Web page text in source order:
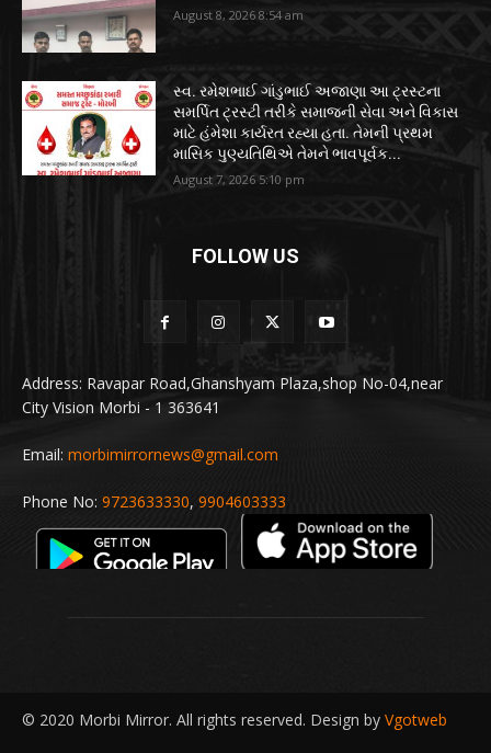
August 8, 2026 8:54 am
સ્વ. રમેશભાઈ ગાંડુભાઈ અજાણા આ ટ્રસ્ટના
સમર્પિત ટ્રસ્ટી તરીકે સમાજની સેવા અને વિકાસ
માટે હંમેશા કાર્યરત રહ્યા હતા. તેમની પ્રથમ
માસિક પુણ્યતિથિએ તેમને ભાવપૂર્વક...
August 7, 2026 5:10 pm
FOLLOW US
Address: Ravapar Road,Ghanshyam Plaza,shop No-04,near
City Vision Morbi - 1 363641
Email: morbimirrornews@gmail.com
Phone No: 9723633330, 9904603333
© 2020 Morbi Mirror. All rights reserved. Design by Vgotweb